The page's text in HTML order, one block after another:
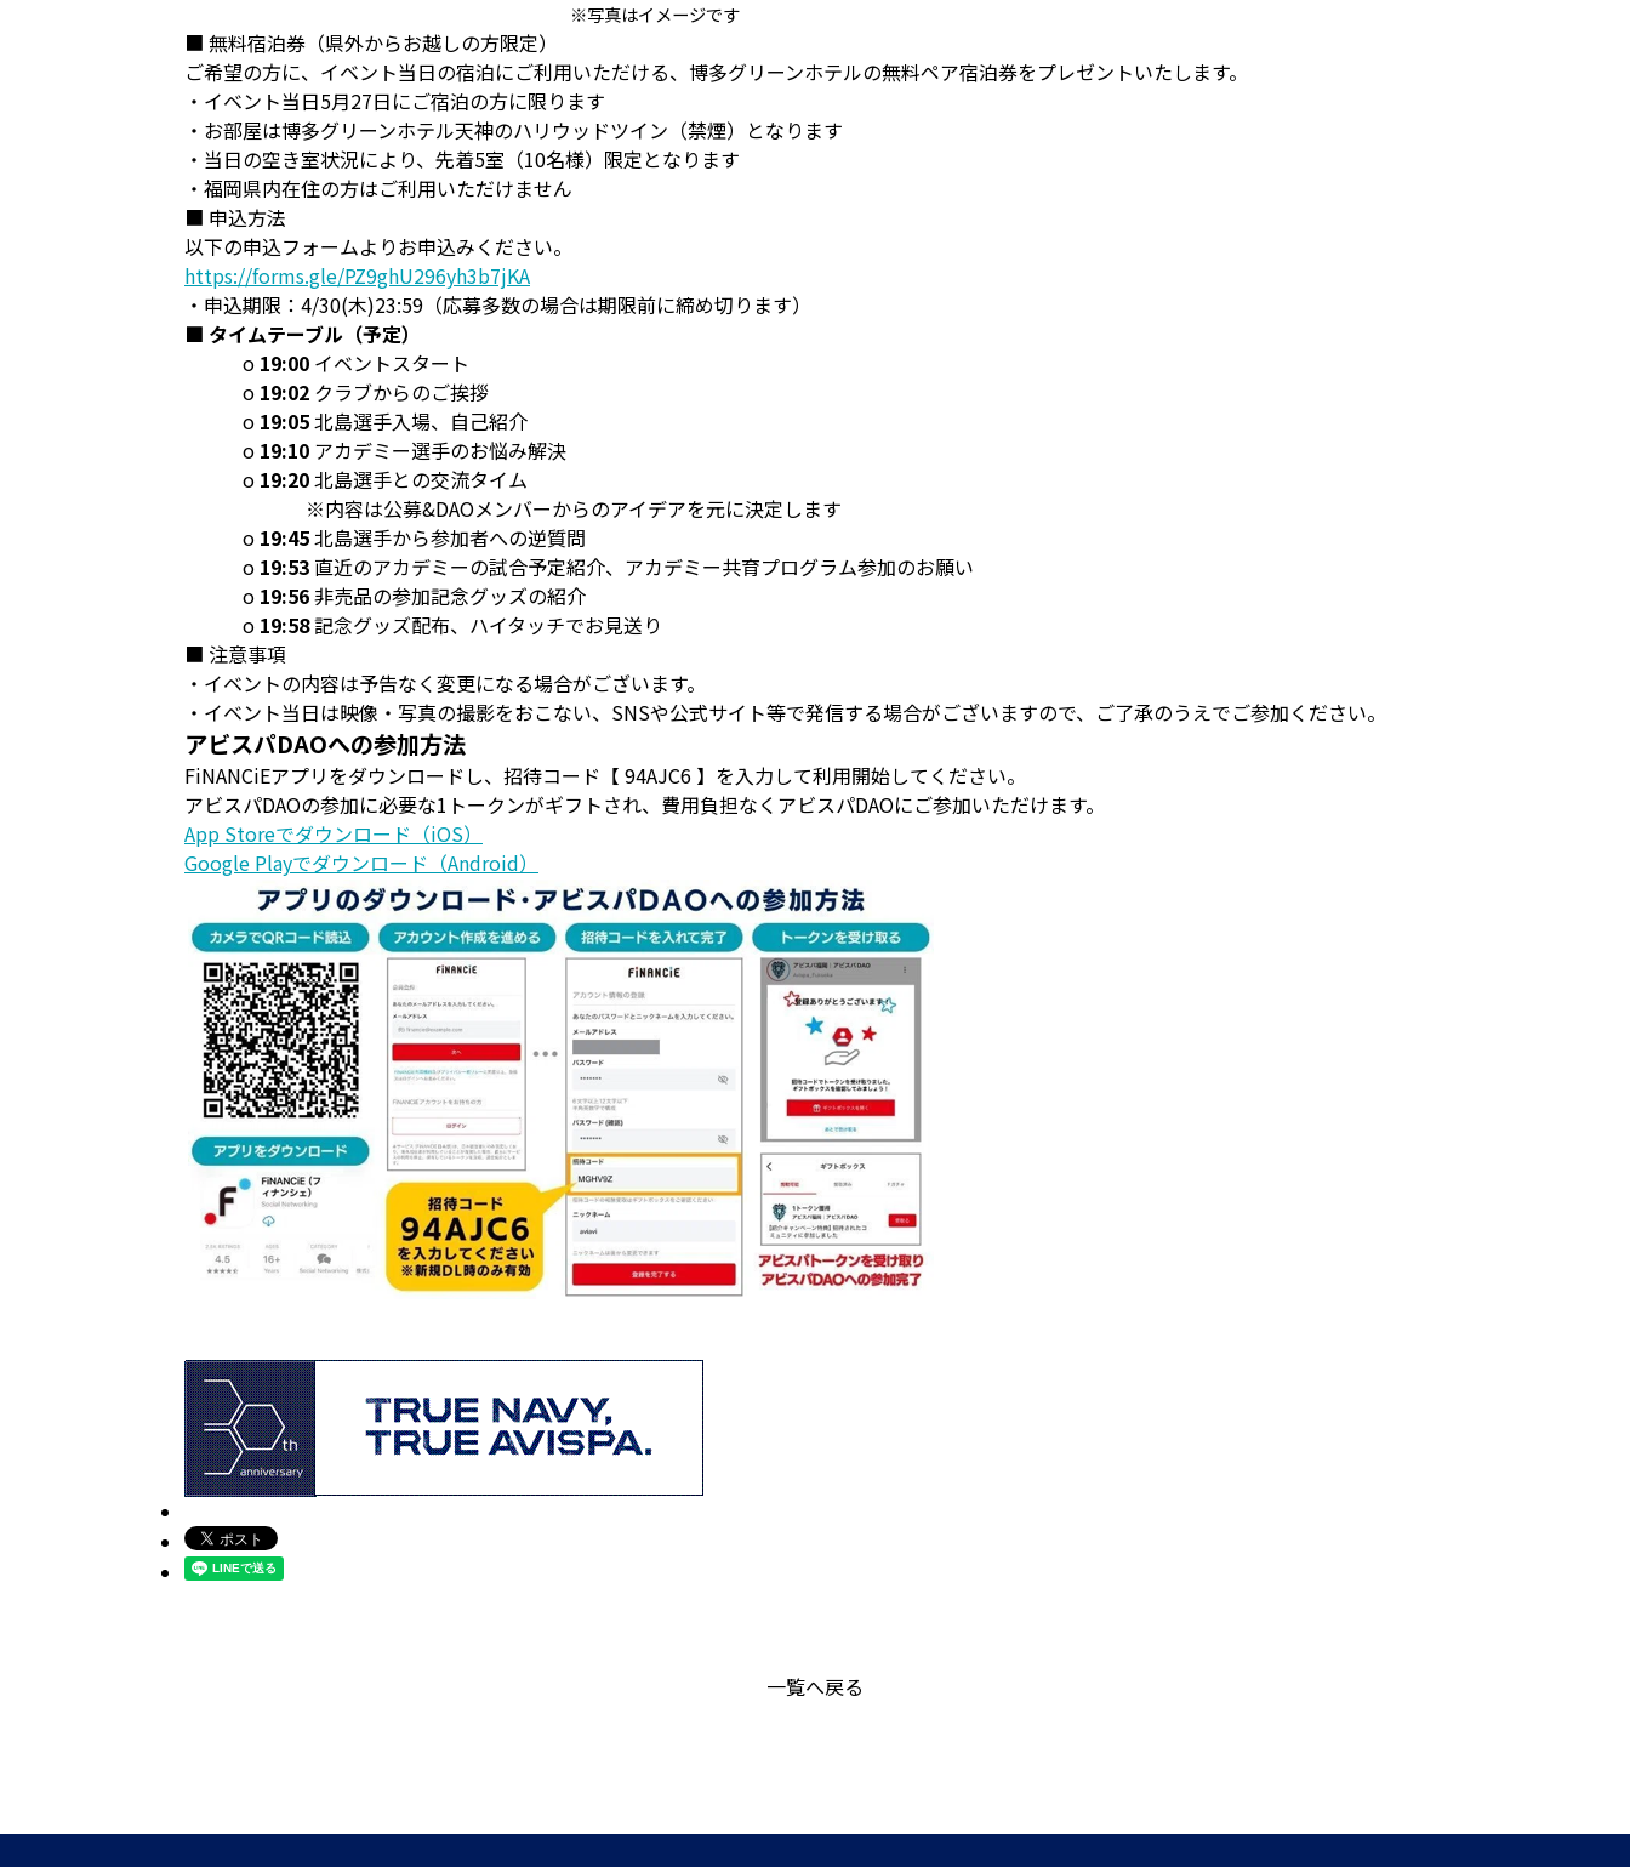
※写真はイメージです
■ 無料宿泊券（県外からお越しの方限定）
ご希望の方に、イベント当日の宿泊にご利用いただける、博多グリーンホテルの無料ペア宿泊券をプレゼントいたします。
・イベント当日5月27日にご宿泊の方に限ります
・お部屋は博多グリーンホテル天神のハリウッドツイン（禁煙）となります
・当日の空き室状況により、先着5室（10名様）限定となります
・福岡県内在住の方はご利用いただけません
■ 申込方法
以下の申込フォームよりお申込みください。
https://forms.gle/PZ9ghU296yh3b7jKA
・申込期限：4/30(木)23:59（応募多数の場合は期限前に締め切ります）
■ タイムテーブル（予定）
o 19:00 イベントスタート
o 19:02 クラブからのご挨拶
o 19:05北島選手入場、自己紹介
o 19:10 アカデミー選手のお悩み解決
o 19:20北島選手との交流タイム
※内容は公募&DAOメンバーからのアイデアを元に決定します
o 19:45北島選手から参加者への逆質問
o 19:53 直近のアカデミーの試合予定紹介、アカデミー共育プログラム参加のお願い
o 19:56非売品の参加記念グッズの紹介
o 19:58記念グッズ配布、ハイタッチでお見送り
■ 注意事項
・イベントの内容は予告なく変更になる場合がございます。
・イベント当日は映像・写真の撮影をおこない、SNSや公式サイト等で発信する場合がございますので、ご了承のうえでご参加ください。
アビスパDAOへの参加方法
FiNANCiEアプリをダウンロードし、招待コード【 94AJC6 】を入力して利用開始してください。
アビスパDAOの参加に必要な1トークンがギフトされ、費用負担なくアビスパDAOにご参加いただけます。
App Storeでダウンロード（iOS）
Google Playでダウンロード（Android）
一覧へ戻る